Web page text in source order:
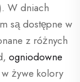
W dniach
są dostępne w
z różnych
ogniodowne
żywe kolory